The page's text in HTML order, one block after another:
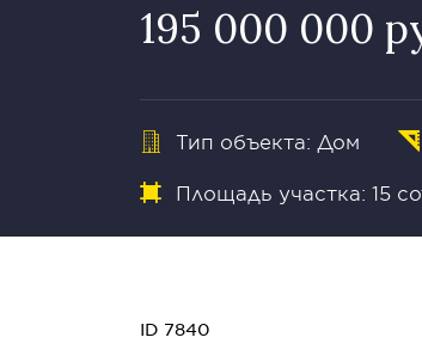
195 000 000
Тип объекта: Дом
Площадь участка: 15
ID 7840